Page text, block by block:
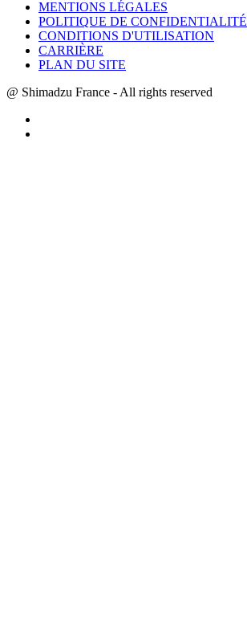
MENTIONS LÉGALES
POLITIQUE DE CONFIDENTIALITÉ
CONDITIONS D'UTILISATION
CARRIÈRE
PLAN DU SITE
@ Shimadzu France - All rights reserved